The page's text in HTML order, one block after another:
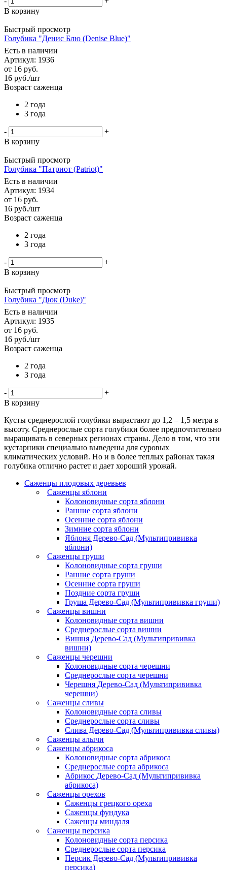
В корзину
Быстрый просмотр
Голубика "Денис Блю (Denise Blue)"
Есть в наличии
Артикул: 1936
от 16 руб.
16 руб./шт
Возраст саженца
2 года
3 года
-
+
В корзину
Быстрый просмотр
Голубика "Патриот (Patriot)"
Есть в наличии
Артикул: 1934
от 16 руб.
16 руб./шт
Возраст саженца
2 года
3 года
-
+
В корзину
Быстрый просмотр
Голубика "Дюк (Duke)"
Есть в наличии
Артикул: 1935
от 16 руб.
16 руб./шт
Возраст саженца
2 года
3 года
-
+
В корзину
Кусты среднерослой голубики вырастают до 1,2 – 1,5 метра в
высоту. Среднерослые сорта голубики более предпочтительно
выращивать в северных регионах страны. Дело в том, что эти
кустарники специально выведены для суровых
климатических условий. Но и в более теплых районах такая
голубика отлично растет и дает хороший урожай.
Саженцы плодовых деревьев
Саженцы яблони
Колоновидные сорта яблони
Ранние сорта яблони
Осенние сорта яблони
Зимние сорта яблони
Яблоня Дерево-Сад (Мультипрививка
яблони)
Саженцы груши
Колоновидные сорта груши
Ранние сорта груши
Осенние сорта груши
Поздние сорта груши
Груша Дерево-Сад (Мультипрививка груши)
Саженцы вишни
Колоновидные сорта вишни
Среднерослые сорта вишни
Вишня Дерево-Сад (Мультипрививка
вишни)
Саженцы черешни
Колоновидные сорта черешни
Среднерослые сорта черешни
Черешня Дерево-Сад (Мультипрививка
черешни)
Саженцы сливы
Колоновидные сорта сливы
Среднерослые сорта сливы
Слива Дерево-Сад (Мультипрививка сливы)
Саженцы алычи
Саженцы абрикоса
Колоновидные сорта абрикоса
Среднерослые сорта абрикоса
Абрикос Дерево-Сад (Мультипрививка
абрикоса)
Саженцы орехов
Саженцы грецкого ореха
Саженцы фундука
Саженцы миндаля
Саженцы персика
Колоновидные сорта персика
Среднерослые сорта персика
Персик Дерево-Сад (Мультипрививка
персика)